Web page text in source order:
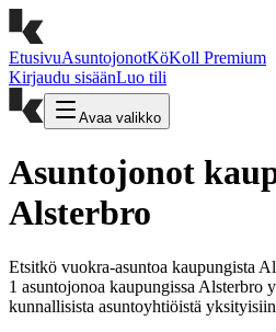
EtusivuAsuntojonotKöKoll Premium
Kirjaudu sisäänLuo tili
Avaa valikko
Asuntojonot
Alsterbro
Etsitkö vuokra-asuntoa kaupungista
1 asuntojonoa kaupungissa Alsterbro
kunnallisista asuntoyhtiöistä